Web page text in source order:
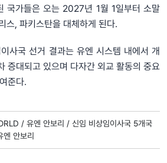
국가들은 오는 2027년 1월 1일부터 소말
스, 파키스탄을 대체하게 된다.
사국 선거 결과는 유엔 시스템 내에서 개
증대되고 있으며 다자간 외교 활동의 중요
준다.
/ 유엔 안보리 / 신임 비상임이사국 5개국
엔 안보리